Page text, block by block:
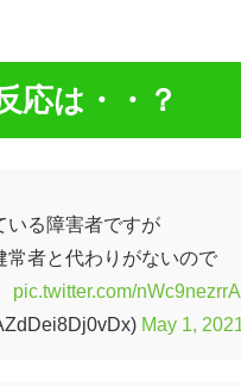
応は・・？
いる障害者ですが
常者と代わりがないので
pic.twitter.com/nWc9nezrrA
May 1, 2021